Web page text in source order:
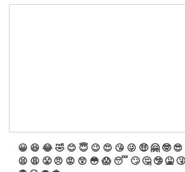
😀 😆 😂🤣 😊 😇 😉 😍 😘 😜 🤑 🤗 🤓 😎
😫 😩 😤 😠 😡 😲 😳 😱 😴 🙄 🤔 🤥 🤮 🤧